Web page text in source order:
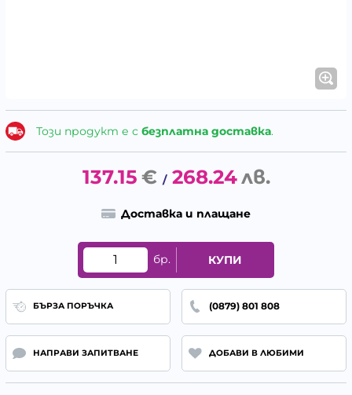
Този продукт е с безплатна доставка.
137.15 € / 268.24лв.
Доставка и плащане
бр. КУПИ
БЪРЗА ПОРЪЧКА (0879) 801 808
НАПРАВИ ЗАПИТВАНЕ ДОБАВИ В ЛЮБИМИ